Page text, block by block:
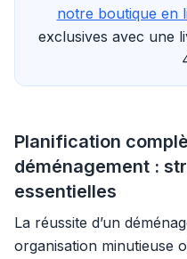
notre boutique en
exclusives avec une
Planification
déménagement :
essentielles
La réussite d’un
organisation minutieuse